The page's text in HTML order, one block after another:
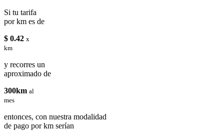
Si tu tarifa
por km es de
$ 0.42 x
km
y recorres un
aproximado de
300km al
mes
entonces, con nuestra modalidad
de pago por km serían